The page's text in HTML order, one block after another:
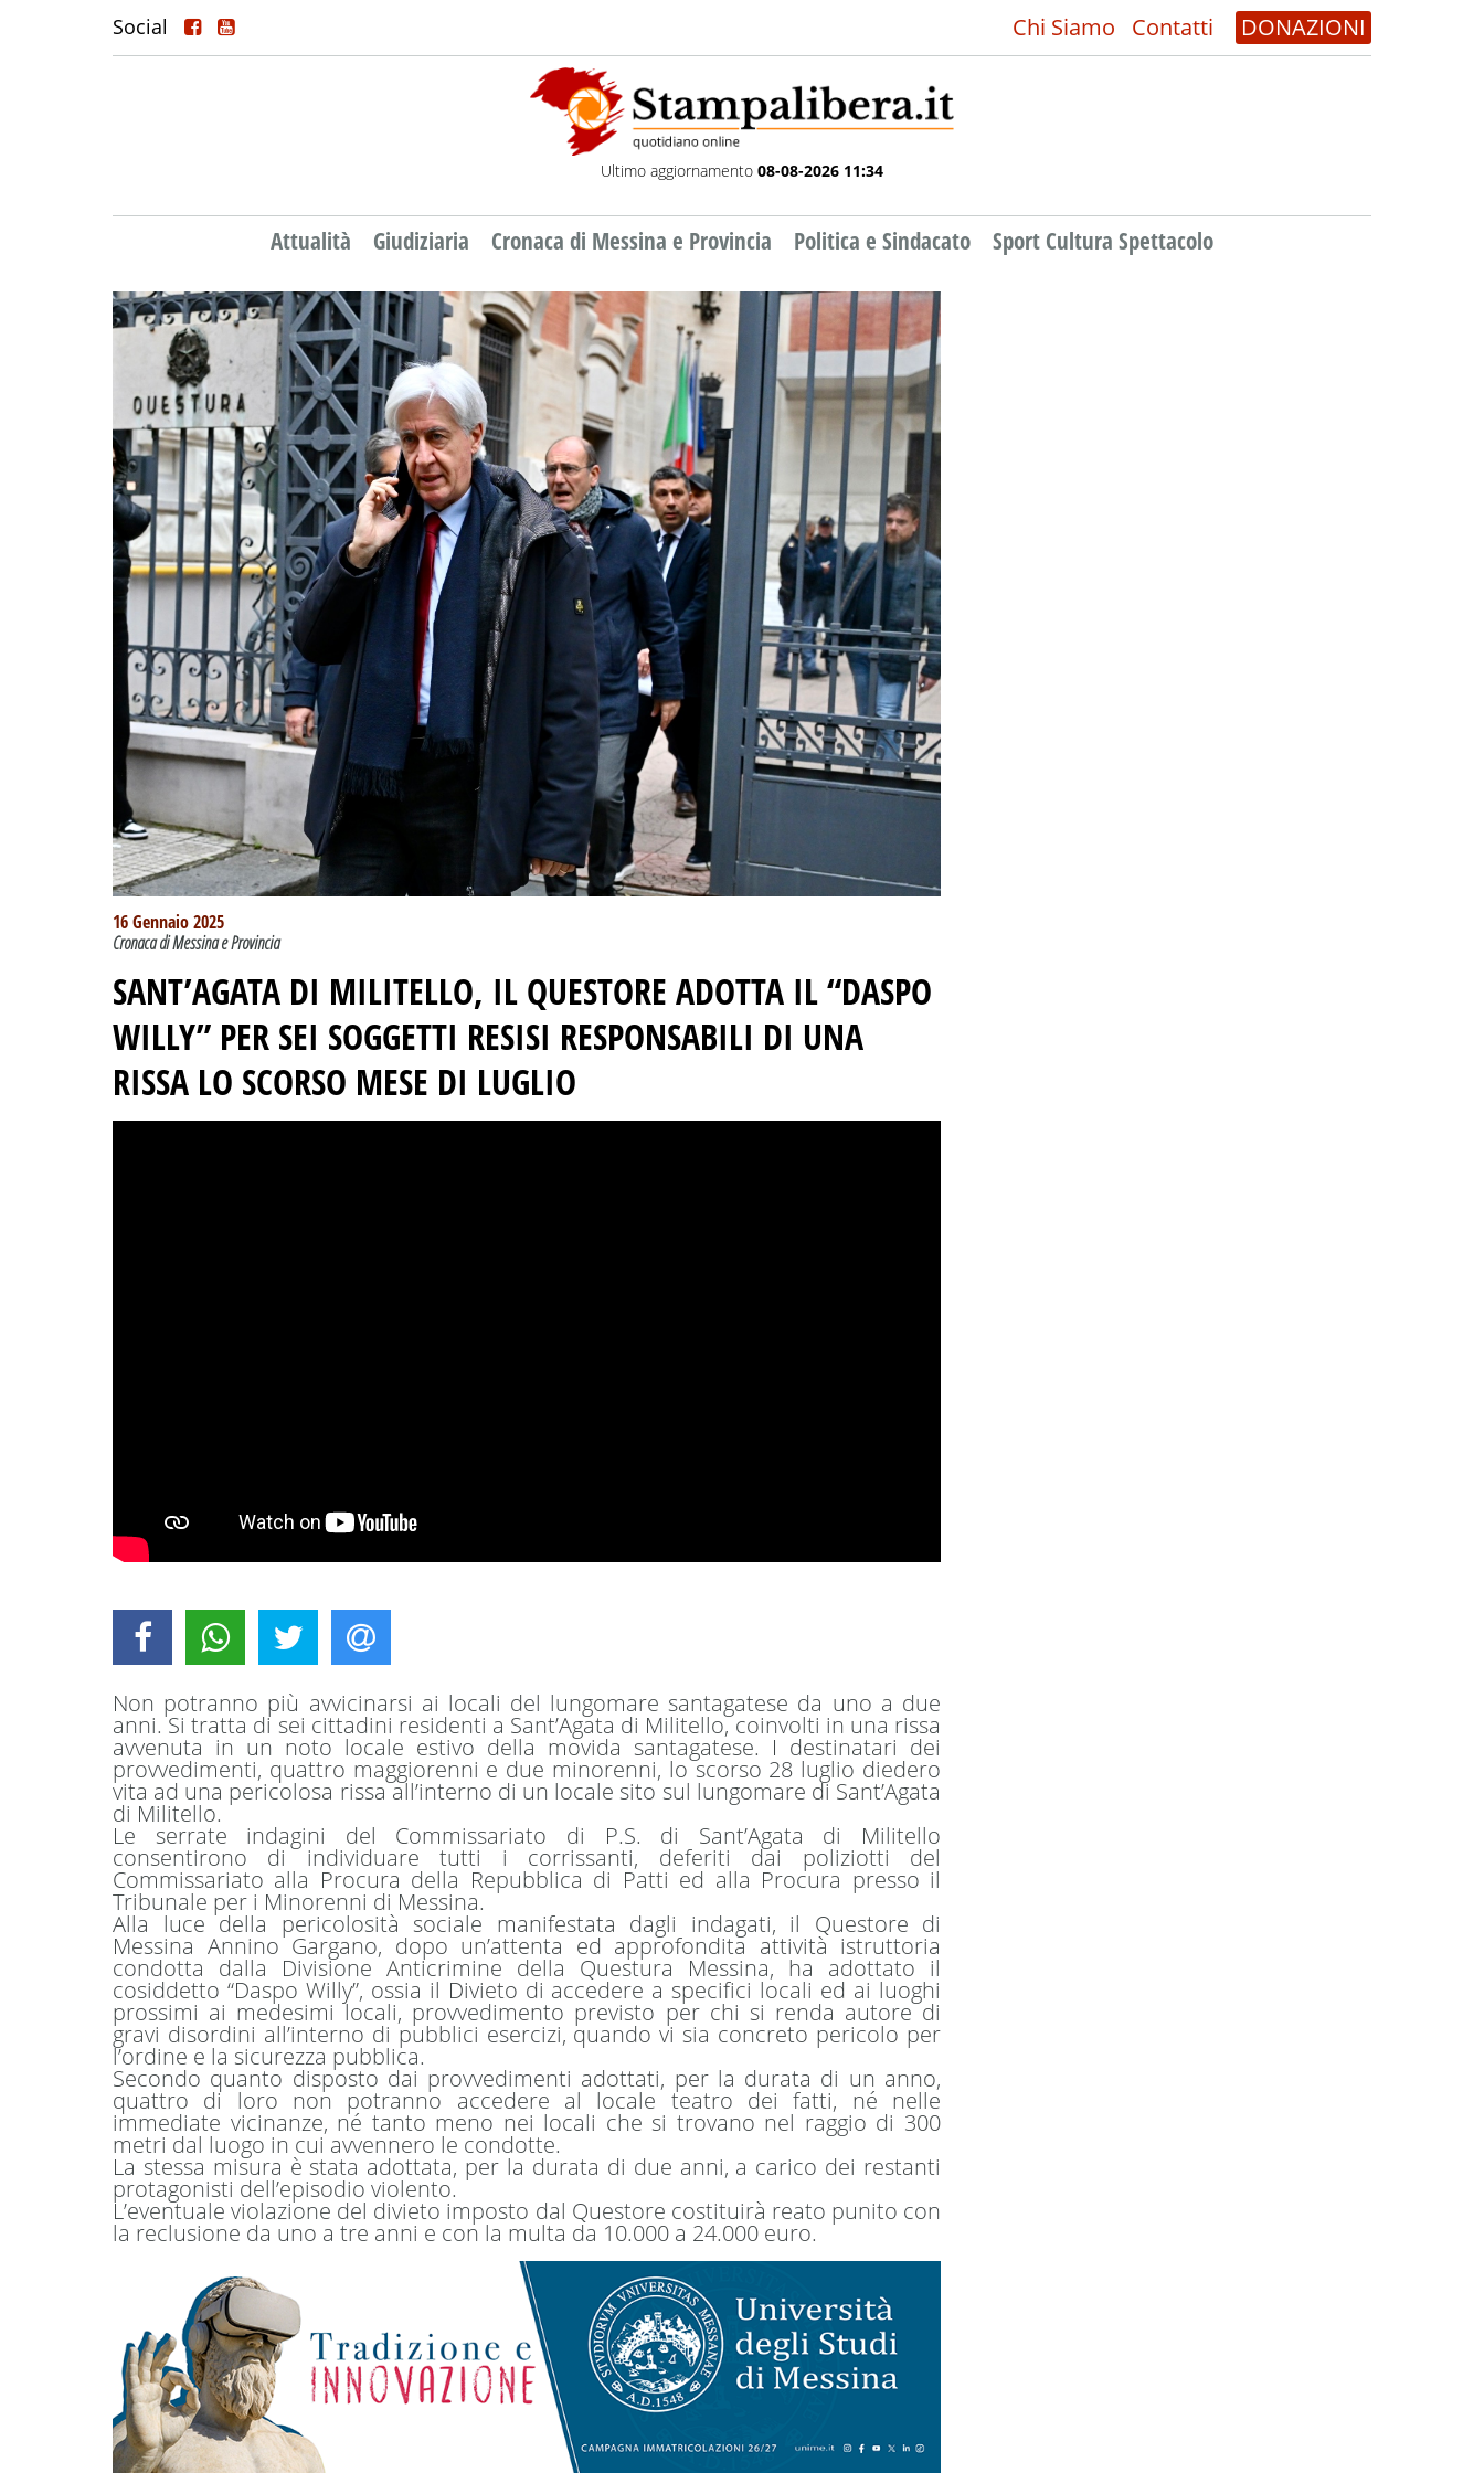
Social Chi Siamo Contatti DONAZIONI
Ultimo aggiornamento 08-08-2026 11:34
Attualità Giudiziaria Cronaca di Messina e Provincia Politica e Sindacato Sport Cultura Spettacolo
16 Gennaio 2025
Cronaca di Messina e Provincia
SANT’AGATA DI MILITELLO, IL QUESTORE ADOTTA IL “DASPO
WILLY” PER SEI SOGGETTI RESISI RESPONSABILI DI UNA
RISSA LO SCORSO MESE DI LUGLIO
Non potranno più avvicinarsi ai locali del lungomare santagatese da uno a due
anni. Si tratta di sei cittadini residenti a Sant’Agata di Militello, coinvolti in una rissa
avvenuta in un noto locale estivo della movida santagatese. I destinatari dei
provvedimenti, quattro maggiorenni e due minorenni, lo scorso 28 luglio diedero
vita ad una pericolosa rissa all’interno di un locale sito sul lungomare di Sant’Agata
di Militello.
Le serrate indagini del Commissariato di P.S. di Sant’Agata di Militello
consentirono di individuare tutti i corrissanti, deferiti dai poliziotti del
Commissariato alla Procura della Repubblica di Patti ed alla Procura presso il
Tribunale per i Minorenni di Messina.
Alla luce della pericolosità sociale manifestata dagli indagati, il Questore di
Messina Annino Gargano, dopo un’attenta ed approfondita attività istruttoria
condotta dalla Divisione Anticrimine della Questura Messina, ha adottato il
cosiddetto “Daspo Willy”, ossia il Divieto di accedere a specifici locali ed ai luoghi
prossimi ai medesimi locali, provvedimento previsto per chi si renda autore di
gravi disordini all’interno di pubblici esercizi, quando vi sia concreto pericolo per
l’ordine e la sicurezza pubblica.
Secondo quanto disposto dai provvedimenti adottati, per la durata di un anno,
quattro di loro non potranno accedere al locale teatro dei fatti, né nelle
immediate vicinanze, né tanto meno nei locali che si trovano nel raggio di 300
metri dal luogo in cui avvennero le condotte.
La stessa misura è stata adottata, per la durata di due anni, a carico dei restanti
protagonisti dell’episodio violento.
L’eventuale violazione del divieto imposto dal Questore costituirà reato punito con
la reclusione da uno a tre anni e con la multa da 10.000 a 24.000 euro.